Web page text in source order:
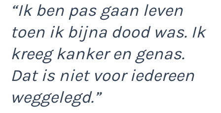
“Ik ben pas gaan leven
toen ik bijna dood was. Ik
kreeg kanker en genas.
Dat is niet voor iedereen
weggelegd.”